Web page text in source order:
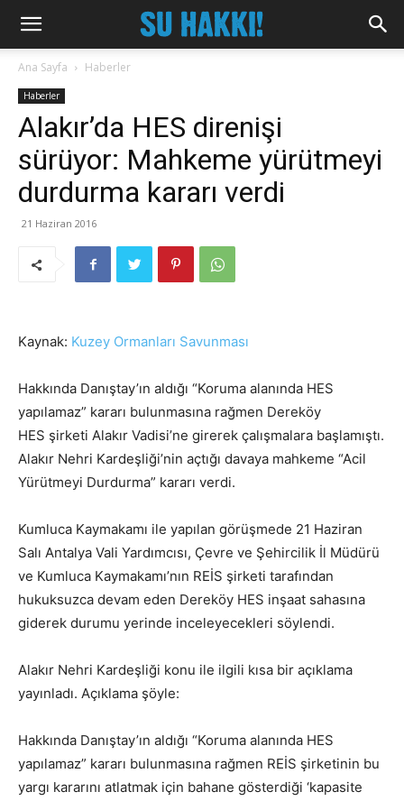
Ana Sayfa Haberler
Haberler
Alakır’da HES direnişi
sürüyor: Mahkeme yürütmeyi
durdurma kararı verdi
21 Haziran 2016
Kaynak: Kuzey Ormanları Savunması
Hakkında Danıştay’ın aldığı “Koruma alanında HES
yapılamaz” kararı bulunmasına rağmen Dereköy
HES şirketi Alakır Vadisi’ne girerek çalışmalara başlamıştı.
Alakır Nehri Kardeşliği’nin açtığı davaya mahkeme “Acil
Yürütmeyi Durdurma” kararı verdi.
Kumluca Kaymakamı ile yapılan görüşmede 21 Haziran
Salı Antalya Vali Yardımcısı, Çevre ve Şehircilik İl Müdürü
ve Kumluca Kaymakamı’nın REİS şirketi tarafından
hukuksuzca devam eden Dereköy HES inşaat sahasına
giderek durumu yerinde inceleyecekleri söylendi.
Alakır Nehri Kardeşliği konu ile ilgili kısa bir açıklama
yayınladı. Açıklama şöyle:
Hakkında Danıştay’ın aldığı “Koruma alanında HES
yapılamaz” kararı bulunmasına rağmen REİS şirketinin bu
yargı kararını atlatmak için bahane gösterdiği ‘kapasite